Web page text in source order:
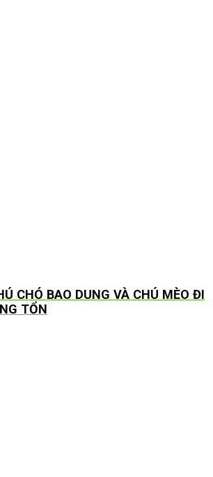
CHÓ BAO DUNG VÀ CHÚ MÈO ĐI
TỔN